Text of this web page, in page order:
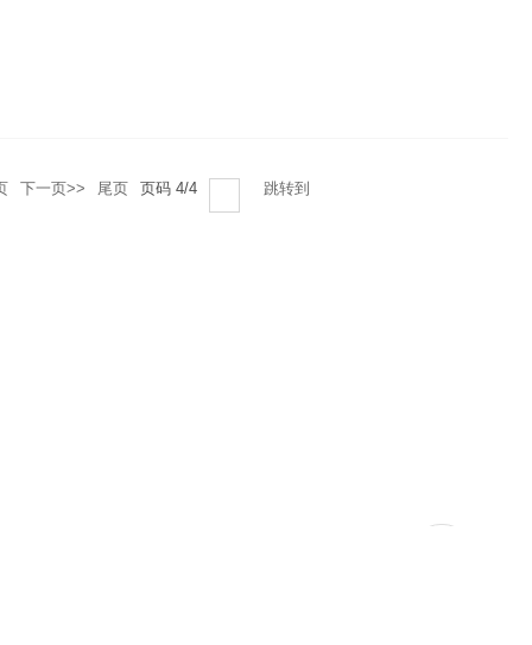
下一页>> 尾页 页码 4/4 跳转到